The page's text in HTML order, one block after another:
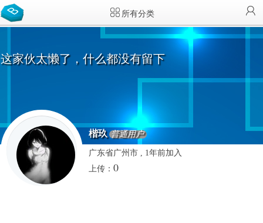
所有分类
这家伙太懒了，什么都没有留下
楷玖 普通用户
广东省广州市 , 1年前加入
上传： 0